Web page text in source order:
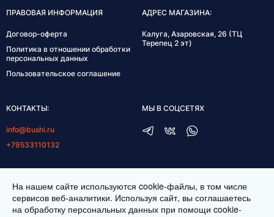
ПРАВОВАЯ ИНФОРМАЦИЯ
Договор-оферта
Политика в отношении обработки
персональных данных
Пользовательское соглашение
АДРЕС МАГАЗИНА:
Калуга, Азаровская, 26 (ТЦ
Терепец 2 эт)
КОНТАКТЫ:
info@bushi.ru
+79533110132
пн-пт 10:00-19:00
сб 11:00-17:00
МЫ В СОЦСЕТЯХ
На нашем сайте используются cookie-файлы, в том числе
сервисов веб-аналитики. Используя сайт, вы соглашаетесь
на обработку персональных данных при помощи cookie-